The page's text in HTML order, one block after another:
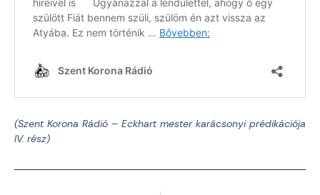
(Szent Korona Rádió – Eckhart mester karácsonyi prédikációja
IV. rész)